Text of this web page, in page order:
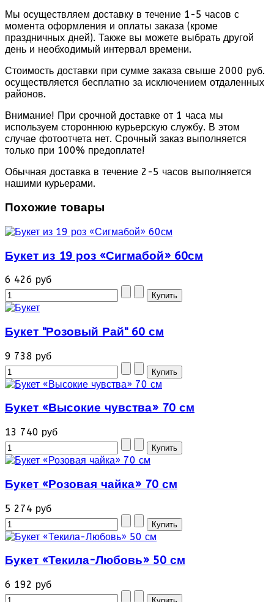
Мы осуществляем доставку в течение 1-5 часов с
момента оформления и оплаты заказа (кроме
праздничных дней). Также вы можете выбрать другой
день и необходимый интервал времени.
Стоимость доставки при сумме заказа свыше 2000 руб.
осуществляется бесплатно за исключением отдаленных
районов.
Внимание! При срочной доставке от 1 часа мы
используем стороннюю курьерскую службу. В этом
случае фотоотчета нет. Срочный заказ выполняется
только при 100% предоплате!
Обычная доставка в течение 2-5 часов выполняется
нашими курьерами.
Похожие товары
Букет из 19 роз «Сигмабой» 60см
6 426 руб
Букет "Розовый Рай" 60 см
9 738 руб
Букет «Высокие чувства» 70 см
13 740 руб
Букет «Розовая чайка» 70 см
5 274 руб
Букет «Текила-Любовь» 50 см
6 192 руб